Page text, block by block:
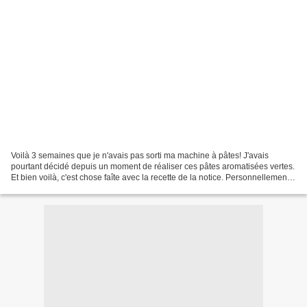
Voilà 3 semaines que je n'avais pas sorti ma machine à pâtes! J'avais
pourtant décidé depuis un moment de réaliser ces pâtes aromatisées vertes.
Et bien voilà, c'est chose faîte avec la recette de la notice. Personnellement